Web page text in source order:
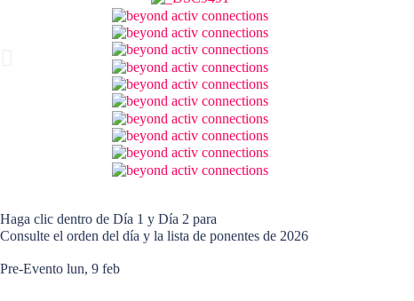
Haga clic dentro de Día 1 y Día 2 para
Consulte el orden del día y la lista de ponentes de 2026
Pre-Evento lun, 9 feb